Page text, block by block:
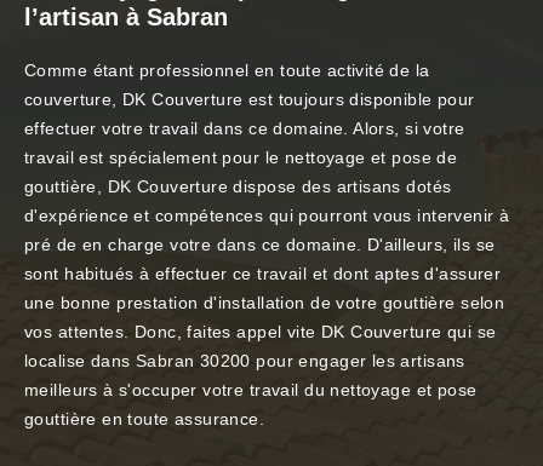
l’artisan à Sabran
Comme étant professionnel en toute activité de la
couverture, DK Couverture est toujours disponible pour
effectuer votre travail dans ce domaine. Alors, si votre
travail est spécialement pour le nettoyage et pose de
gouttière, DK Couverture dispose des artisans dotés
d'expérience et compétences qui pourront vous intervenir à
pré de en charge votre dans ce domaine. D'ailleurs, ils se
sont habitués à effectuer ce travail et dont aptes d'assurer
une bonne prestation d'installation de votre gouttière selon
vos attentes. Donc, faites appel vite DK Couverture qui se
localise dans Sabran 30200 pour engager les artisans
meilleurs à s'occuper votre travail du nettoyage et pose
gouttière en toute assurance.